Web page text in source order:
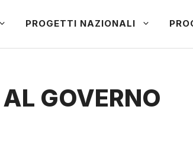
PROGETTI NAZIONALI
GOVERNO